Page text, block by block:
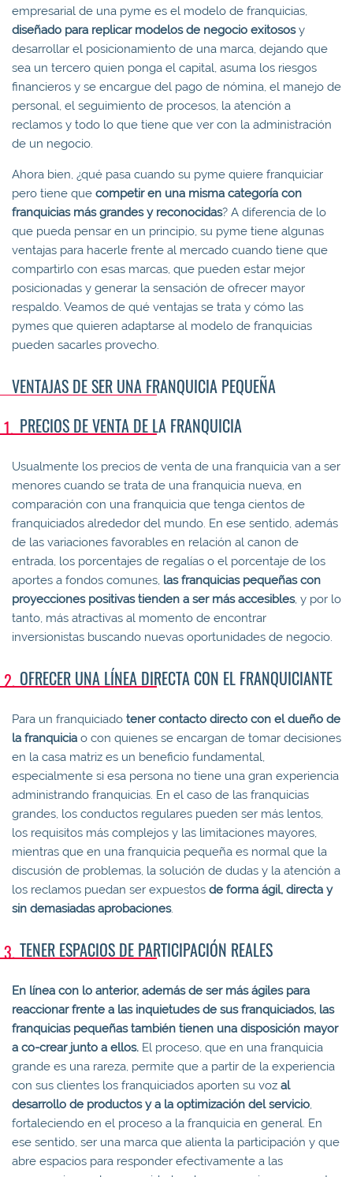
empresarial de una pyme es el modelo de franquicias,
diseñado para replicar modelos de negocio exitososy
desarrollar el posicionamiento de una marca, dejando que
sea un tercero quien ponga el capital, asuma los riesgos
financieros y se encargue del pago de nómina, el manejo de
personal, el seguimiento de procesos, la atención a
reclamos y todo lo que tiene que ver con la administración
de un negocio.
Ahora bien, ¿qué pasa cuando su pyme quiere franquiciar
pero tiene que competir en una misma categoría con
franquicias más grandes y reconocidas? A diferencia de lo
que pueda pensar en un principio, su pyme tiene algunas
ventajas para hacerle frente al mercado cuando tiene que
compartirlo con esas marcas, que pueden estar mejor
posicionadas y generar la sensación de ofrecer mayor
respaldo. Veamos de qué ventajas se trata y cómo las
pymes que quieren adaptarse al modelo de franquicias
pueden sacarles provecho.
VENTAJAS DE SER UNA FRANQUICIA PEQUEÑA
PRECIOS DE VENTA DE LA FRANQUICIA
Usualmente los precios de venta de una franquicia van a ser
menores cuando se trata de una franquicia nueva, en
comparación con una franquicia que tenga cientos de
franquiciados alrededor del mundo. En ese sentido, además
de las variaciones favorables en relación al canon de
entrada, los porcentajes de regalías o el porcentaje de los
aportes a fondos comunes, las franquicias pequeñascon
proyecciones positivas tienden a ser más accesibles, y por lo
tanto, más atractivas al momento de encontrar
inversionistas buscando nuevas oportunidades de negocio.
OFRECER UNA LÍNEA DIRECTA CON EL FRANQUICIANTE
Para un franquiciado tener contacto directo con el dueño de
la franquicia o con quienes se encargan de tomar decisiones
en la casa matriz es un beneficio fundamental,
especialmente si esa persona no tiene una gran experiencia
administrando franquicias. En el caso de las franquicias
grandes, los conductos regulares pueden ser más lentos,
los requisitos más complejos y las limitaciones mayores,
mientras que en una franquicia pequeña es normal que la
discusión de problemas, la solución de dudas y la atención a
los reclamos puedan ser expuestos de forma ágil, directa y
sin demasiadas aprobaciones.
TENER ESPACIOS DE PARTICIPACIÓN REALES
En línea con lo anterior, además de ser más ágiles para
reaccionar frente a las inquietudes de sus franquiciados, las
franquicias pequeñas también tienen una disposición mayor
a co-crear junto a ellos. El proceso, que en una franquicia
grande es una rareza, permite que a partir de la experiencia
con sus clientes los franquiciados aporten su voz al
desarrollo de productos y a la optimización del servicio,
fortaleciendo en el proceso a la franquicia en general. En
ese sentido, ser una marca que alienta la participación y que
abre espacios para responder efectivamente a las